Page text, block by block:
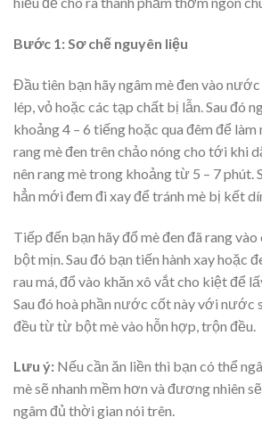
Bước 1: Sơ chế nguyên liệu
Đầu tiên bạn hãy ngâm mè đen vào
lép, vỏ hoặc các tạp chất bị lẫn. Sau đó
khoảng 4 – 6 tiếng hoặc qua đêm để làm
rang mè đen trên chảo nóng cho tới khi
nên rang mè trong khoảng từ 5 – 7 phút.
hẳn mới đem đi xay để tránh mè bị kết
Tiếp đến bạn hãy đổ mè đen đã rang vào
bột mịn. Sau đó bạn tiến hành xay hoặc
rau má, đổ vào khăn xô vắt cho kiệt để
Sau đó hoà phần nước cốt này với nước
đều từ từ bột mè vào hỗn hợp, trộn đều.
Lưu ý: Nếu cần ăn liền thì bạn có thể
mè sẽ nhanh mềm hơn và đương nhiên
ngâm đủ thời gian nói trên.